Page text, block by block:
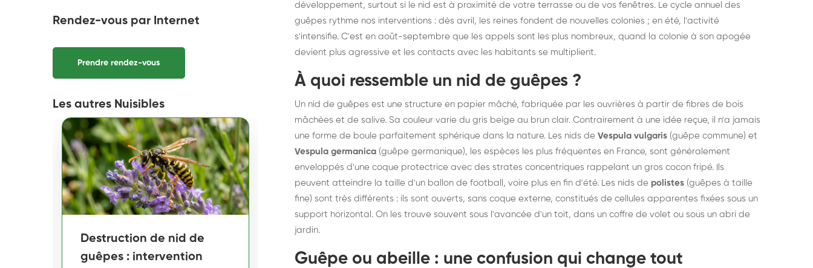
Rendez-vous par Internet
Prendre rendez-vous
Les autres Nuisibles
Destruction de nid de
guêpes : intervention
frelons : intervention
frelons asiatiques :
développement, surtout si le nid est à proximité de votre terrasse ou de vos fenêtres. Le cycle annuel des
guêpes rythme nos interventions : dès avril, les reines fondent de nouvelles colonies ; en été, l'activité
s'intensifie. C'est en août-septembre que les appels sont les plus nombreux, quand la colonie à son apogée
devient plus agressive et les contacts avec les habitants se multiplient.
À quoi ressemble un nid de guêpes ?
Un nid de guêpes est une structure en papier mâché, fabriquée par les ouvrières à partir de fibres de bois
mâchées et de salive. Sa couleur varie du gris beige au brun clair. Contrairement à une idée reçue, il n'a jamais
une forme de boule parfaitement sphérique dans la nature. Les nids de Vespula vulgaris (guêpe commune) et
Vespula germanica (guêpe germanique), les espèces les plus fréquentes en France, sont généralement
enveloppés d'une coque protectrice avec des strates concentriques rappelant un gros cocon fripé. Ils
peuvent atteindre la taille d'un ballon de football, voire plus en fin d'été. Les nids de polistes (guêpes à taille
fine) sont très différents : ils sont ouverts, sans coque externe, constitués de cellules apparentes fixées sous un
support horizontal. On les trouve souvent sous l'avancée d'un toit, dans un coffre de volet ou sous un abri de
jardin.
Guêpe ou abeille : une confusion qui change tout